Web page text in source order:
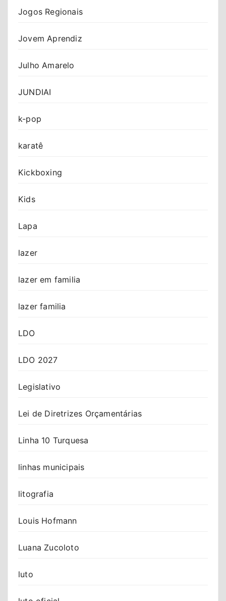
Jogos Regionais
Jovem Aprendiz
Julho Amarelo
JUNDIAI
k-pop
karatê
Kickboxing
Kids
Lapa
lazer
lazer em familia
lazer familia
LDO
LDO 2027
Legislativo
Lei de Diretrizes Orçamentárias
Linha 10 Turquesa
linhas municipais
litografia
Louis Hofmann
Luana Zucoloto
luto